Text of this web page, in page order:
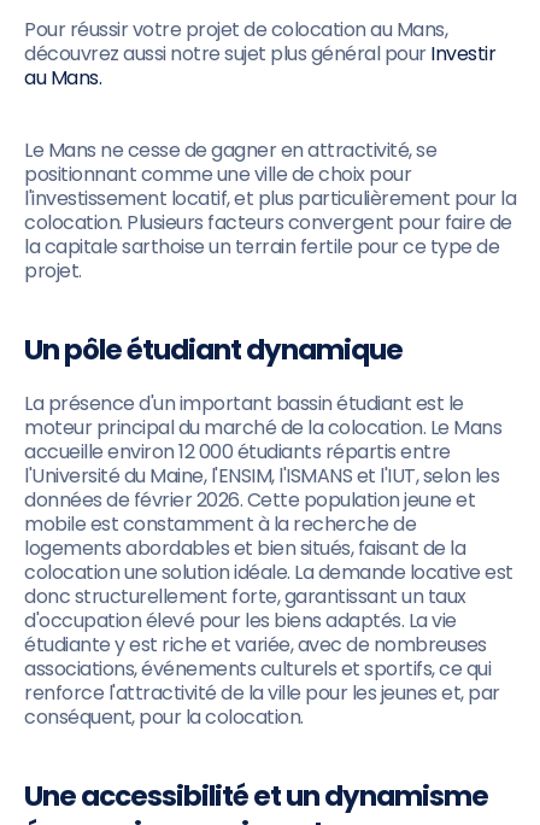
Pour réussir votre projet de colocation au Mans,
découvrez aussi notre sujet plus général pourInvestir
au Mans.
Le Mans ne cesse de gagner en attractivité, se
positionnant comme une ville de choix pour
l'investissement locatif, et plus particulièrement pour la
colocation. Plusieurs facteurs convergent pour faire de
la capitale sarthoise un terrain fertile pour ce type de
projet.
Un pôle étudiant dynamique
La présence d'un important bassin étudiant est le
moteur principal du marché de la colocation. Le Mans
accueille environ 12 000 étudiants répartis entre
l'Université du Maine, l'ENSIM, l'ISMANS et l'IUT, selon les
données de février 2026. Cette population jeune et
mobile est constamment à la recherche de
logements abordables et bien situés, faisant de la
colocation une solution idéale. La demande locative est
donc structurellement forte, garantissant un taux
d'occupation élevé pour les biens adaptés. La vie
étudiante y est riche et variée, avec de nombreuses
associations, événements culturels et sportifs, ce qui
renforce l'attractivité de la ville pour les jeunes et, par
conséquent, pour la colocation.
Une accessibilité et un dynamisme